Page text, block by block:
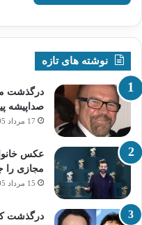
نوشته های تازه
درگذشت
صداپیشه
17 مرداد 1405
عکس
مجازی را
15 مرداد 1405
درگذشت